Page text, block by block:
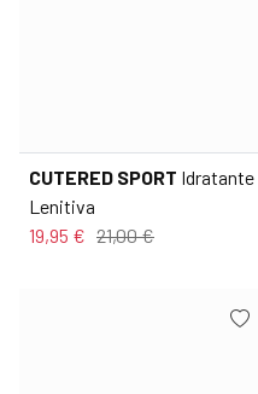
CUTERED SPORT Idratante
Lenitiva
19,95 € 21,00 €